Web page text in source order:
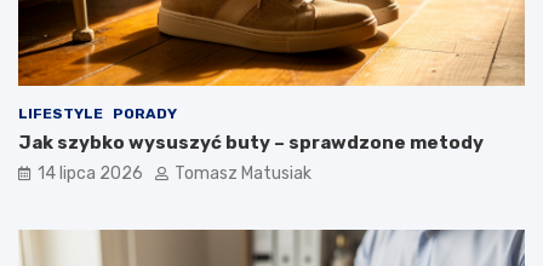
LIFESTYLE PORADY
Jak szybko wysuszyć buty – sprawdzone metody
14 lipca 2026 Tomasz Matusiak